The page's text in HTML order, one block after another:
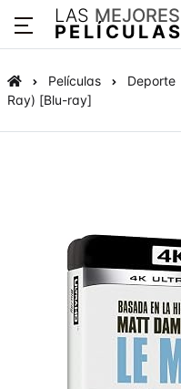
LAS MEJORES
PELÍCULAS
Películas Deporte
Ray) [Blu-ray]